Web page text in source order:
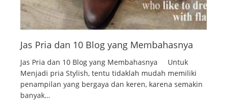
Jas Pria dan 10 Blog yang Membahasnya
Jas Pria dan 10 Blog yang Membahasnya Untuk
Menjadi pria Stylish, tentu tidaklah mudah memiliki
penampilan yang bergaya dan keren, karena semakin
banyak…